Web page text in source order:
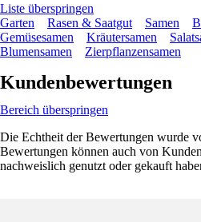
Liste überspringen
Garten
Rasen & Saatgut Samen
Gemüsesamen
Kräutersamen
Blumensamen
Zierpflanzensamen
Kundenbewertungen
Bereich überspringen
Die Echtheit der Bewertungen wurde
Bewertungen können auch von
nachweislich genutzt oder gekauft